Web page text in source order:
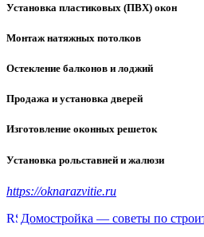
Установка пластиковых (ПВХ) окон
Монтаж натяжных потолков
Остекление балконов и лоджий
Продажа и установка дверей
Изготовление оконных решеток
Установка рольставней и жалюзи
https://oknarazvitie.ru
Домостройка — советы по